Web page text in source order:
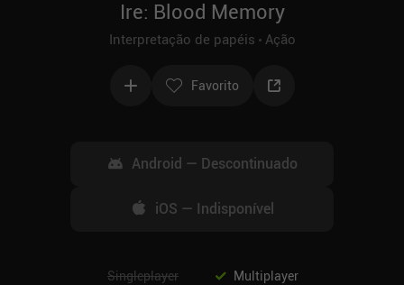
Ire: Blood Memory
Interpretação de papéis Ação
Favorito
Android — Descontinuado
iOS — Indisponível
Singleplayer Multiplayer